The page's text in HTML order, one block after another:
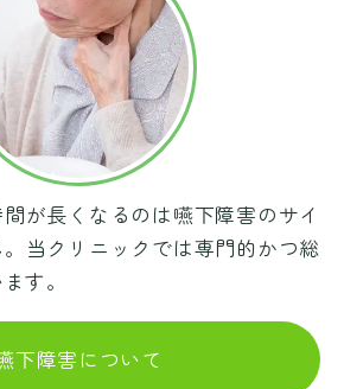
が長くなるのは嚥下障害のサイ
当クリニックでは専門的かつ総
す。
下障害について